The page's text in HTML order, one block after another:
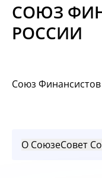
Материалы
СОЮЗ
РОССИИ
Союз
О СоюзеСовет